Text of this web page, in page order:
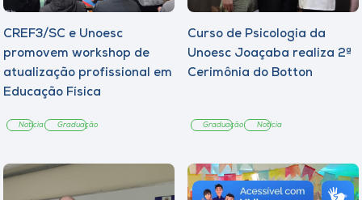
CREF3/SC e Unoesc
promovem workshop de
atualização profissional em
Educação Física
Notícia Graduação
Curso de Psicologia da
Unoesc Joaçaba realiza 2ª
Cerimônia do Botton
Graduação Notícia